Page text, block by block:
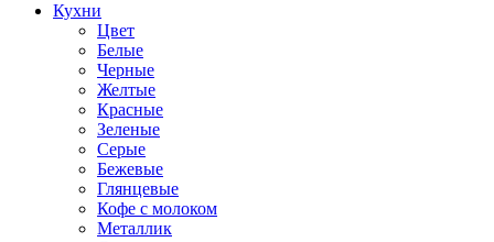
Кухни
Цвет
Белые
Черные
Желтые
Красные
Зеленые
Серые
Бежевые
Глянцевые
Кофе с молоком
Металлик